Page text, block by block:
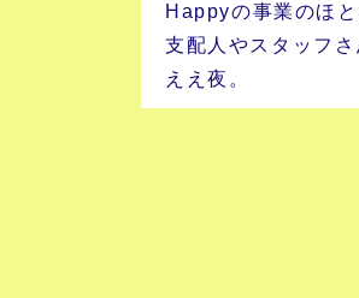
Happyの事業のほ
支配人やスタッフ
ええ夜。